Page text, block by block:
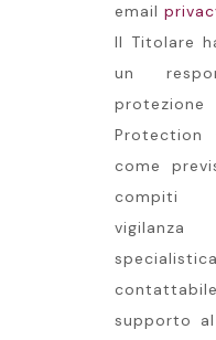
email
Il Titolare
un
Protection
come
compiti
supporto